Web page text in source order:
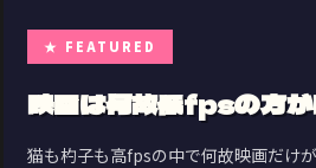
★ FEATURED
映画は何故低fpsの方
猫も杓子も高fpsの中で何故映画だけ